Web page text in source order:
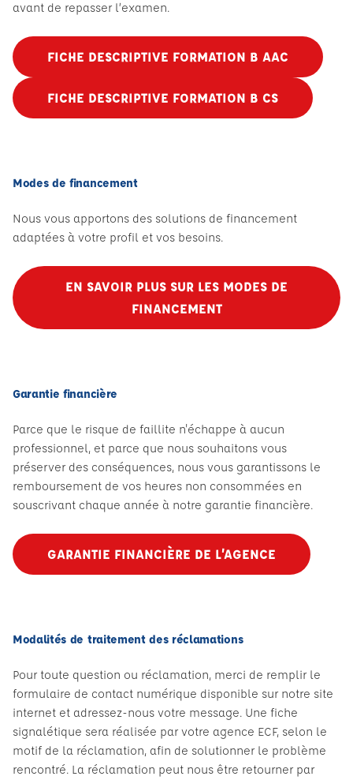
avant de repasser l’examen.
FICHE DESCRIPTIVE FORMATION B AAC
FICHE DESCRIPTIVE FORMATION B CS
Modes de financement
Nous vous apportons des solutions de financement
adaptées à votre profil et vos besoins.
EN SAVOIR PLUS SUR LES MODES DE
FINANCEMENT
Garantie financière
Parce que le risque de faillite n'échappe à aucun
professionnel, et parce que nous souhaitons vous
préserver des conséquences, nous vous garantissons le
remboursement de vos heures non consommées en
souscrivant chaque année à notre garantie financière.
GARANTIE FINANCIÈRE DE L’AGENCE
Modalités de traitement des réclamations
Pour toute question ou réclamation, merci de remplir le
formulaire de contact numérique disponible sur notre site
internet et adressez-nous votre message. Une fiche
signalétique sera réalisée par votre agence ECF, selon le
motif de la réclamation, afin de solutionner le problème
rencontré. La réclamation peut nous être retourner par